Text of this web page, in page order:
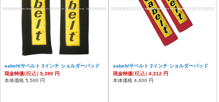
sabelt/サベルト 3インチ ショルダーパッド
現金特価(税込) 5,390 円
本体価格 5,500 円
sabelt/サベルト 2インチ ショルダーパッド
現金特価(税込) 4,312 円
本体価格 4,400 円